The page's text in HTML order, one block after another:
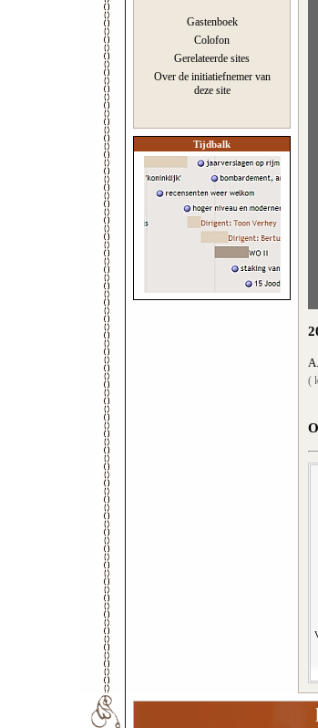
Gastenboek
Colofon
Gerelateerde sites
Over de initiatiefnemer van
deze site
Tijdbalk
(